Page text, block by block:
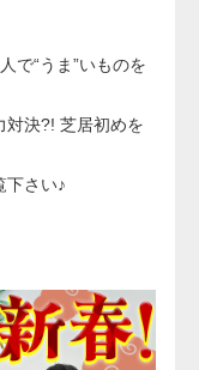
で“うま”いものを
対決?! 芝居初めを
下さい♪